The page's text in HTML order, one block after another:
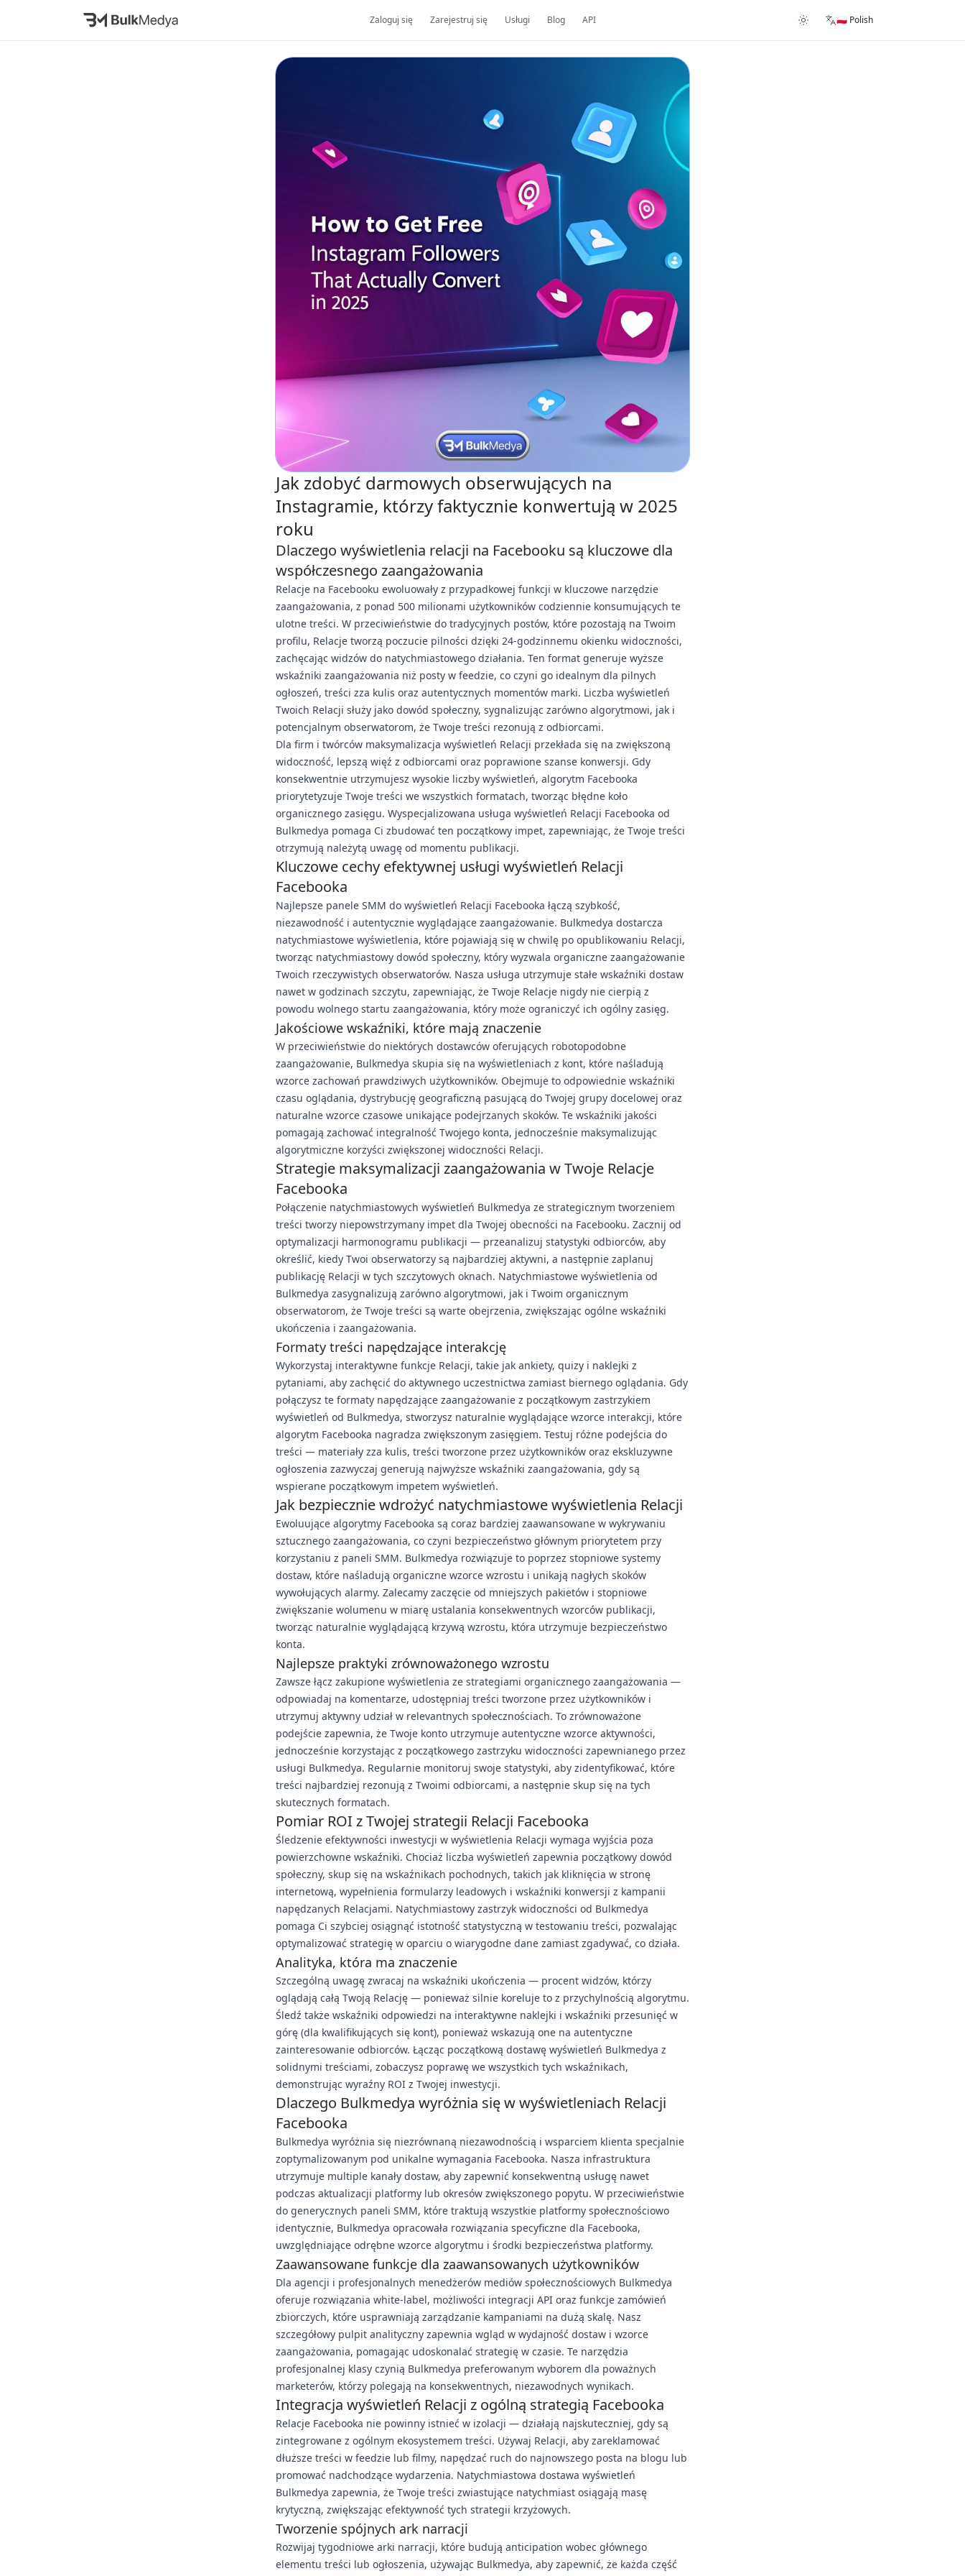
Zaloguj się Zarejestruj się Usługi Blog API 🇵🇱 Polish
Jak zdobyć darmowych obserwujących na
Instagramie, którzy faktycznie konwertują w 2025
roku
Dlaczego wyświetlenia relacji na Facebooku są kluczowe dla
współczesnego zaangażowania
Relacje na Facebooku ewoluowały z przypadkowej funkcji w kluczowe narzędzie
zaangażowania, z ponad 500 milionami użytkowników codziennie konsumujących te
ulotne treści. W przeciwieństwie do tradycyjnych postów, które pozostają na Twoim
profilu, Relacje tworzą poczucie pilności dzięki 24-godzinnemu okienku widoczności,
zachęcając widzów do natychmiastowego działania. Ten format generuje wyższe
wskaźniki zaangażowania niż posty w feedzie, co czyni go idealnym dla pilnych
ogłoszeń, treści zza kulis oraz autentycznych momentów marki. Liczba wyświetleń
Twoich Relacji służy jako dowód społeczny, sygnalizując zarówno algorytmowi, jak i
potencjalnym obserwatorom, że Twoje treści rezonują z odbiorcami.
Dla firm i twórców maksymalizacja wyświetleń Relacji przekłada się na zwiększoną
widoczność, lepszą więź z odbiorcami oraz poprawione szanse konwersji. Gdy
konsekwentnie utrzymujesz wysokie liczby wyświetleń, algorytm Facebooka
priorytetyzuje Twoje treści we wszystkich formatach, tworząc błędne koło
organicznego zasięgu. Wyspecjalizowana usługa wyświetleń Relacji Facebooka od
Bulkmedya pomaga Ci zbudować ten początkowy impet, zapewniając, że Twoje treści
otrzymują należytą uwagę od momentu publikacji.
Kluczowe cechy efektywnej usługi wyświetleń Relacji
Facebooka
Najlepsze panele SMM do wyświetleń Relacji Facebooka łączą szybkość,
niezawodność i autentycznie wyglądające zaangażowanie. Bulkmedya dostarcza
natychmiastowe wyświetlenia, które pojawiają się w chwilę po opublikowaniu Relacji,
tworząc natychmiastowy dowód społeczny, który wyzwala organiczne zaangażowanie
Twoich rzeczywistych obserwatorów. Nasza usługa utrzymuje stałe wskaźniki dostaw
nawet w godzinach szczytu, zapewniając, że Twoje Relacje nigdy nie cierpią z
powodu wolnego startu zaangażowania, który może ograniczyć ich ogólny zasięg.
Jakościowe wskaźniki, które mają znaczenie
W przeciwieństwie do niektórych dostawców oferujących robotopodobne
zaangażowanie, Bulkmedya skupia się na wyświetleniach z kont, które naśladują
wzorce zachowań prawdziwych użytkowników. Obejmuje to odpowiednie wskaźniki
czasu oglądania, dystrybucję geograficzną pasującą do Twojej grupy docelowej oraz
naturalne wzorce czasowe unikające podejrzanych skoków. Te wskaźniki jakości
pomagają zachować integralność Twojego konta, jednocześnie maksymalizując
algorytmiczne korzyści zwiększonej widoczności Relacji.
Strategie maksymalizacji zaangażowania w Twoje Relacje
Facebooka
Połączenie natychmiastowych wyświetleń Bulkmedya ze strategicznym tworzeniem
treści tworzy niepowstrzymany impet dla Twojej obecności na Facebooku. Zacznij od
optymalizacji harmonogramu publikacji — przeanalizuj statystyki odbiorców, aby
określić, kiedy Twoi obserwatorzy są najbardziej aktywni, a następnie zaplanuj
publikację Relacji w tych szczytowych oknach. Natychmiastowe wyświetlenia od
Bulkmedya zasygnalizują zarówno algorytmowi, jak i Twoim organicznym
obserwatorom, że Twoje treści są warte obejrzenia, zwiększając ogólne wskaźniki
ukończenia i zaangażowania.
Formaty treści napędzające interakcję
Wykorzystaj interaktywne funkcje Relacji, takie jak ankiety, quizy i naklejki z
pytaniami, aby zachęcić do aktywnego uczestnictwa zamiast biernego oglądania. Gdy
połączysz te formaty napędzające zaangażowanie z początkowym zastrzykiem
wyświetleń od Bulkmedya, stworzysz naturalnie wyglądające wzorce interakcji, które
algorytm Facebooka nagradza zwiększonym zasięgiem. Testuj różne podejścia do
treści — materiały zza kulis, treści tworzone przez użytkowników oraz ekskluzywne
ogłoszenia zazwyczaj generują najwyższe wskaźniki zaangażowania, gdy są
wspierane początkowym impetem wyświetleń.
Jak bezpiecznie wdrożyć natychmiastowe wyświetlenia Relacji
Ewoluujące algorytmy Facebooka są coraz bardziej zaawansowane w wykrywaniu
sztucznego zaangażowania, co czyni bezpieczeństwo głównym priorytetem przy
korzystaniu z paneli SMM. Bulkmedya rozwiązuje to poprzez stopniowe systemy
dostaw, które naśladują organiczne wzorce wzrostu i unikają nagłych skoków
wywołujących alarmy. Zalecamy zaczęcie od mniejszych pakietów i stopniowe
zwiększanie wolumenu w miarę ustalania konsekwentnych wzorców publikacji,
tworząc naturalnie wyglądającą krzywą wzrostu, która utrzymuje bezpieczeństwo
konta.
Najlepsze praktyki zrównoważonego wzrostu
Zawsze łącz zakupione wyświetlenia ze strategiami organicznego zaangażowania —
odpowiadaj na komentarze, udostępniaj treści tworzone przez użytkowników i
utrzymuj aktywny udział w relevantnych społecznościach. To zrównoważone
podejście zapewnia, że Twoje konto utrzymuje autentyczne wzorce aktywności,
jednocześnie korzystając z początkowego zastrzyku widoczności zapewnianego przez
usługi Bulkmedya. Regularnie monitoruj swoje statystyki, aby zidentyfikować, które
treści najbardziej rezonują z Twoimi odbiorcami, a następnie skup się na tych
skutecznych formatach.
Pomiar ROI z Twojej strategii Relacji Facebooka
Śledzenie efektywności inwestycji w wyświetlenia Relacji wymaga wyjścia poza
powierzchowne wskaźniki. Chociaż liczba wyświetleń zapewnia początkowy dowód
społeczny, skup się na wskaźnikach pochodnych, takich jak kliknięcia w stronę
internetową, wypełnienia formularzy leadowych i wskaźniki konwersji z kampanii
napędzanych Relacjami. Natychmiastowy zastrzyk widoczności od Bulkmedya
pomaga Ci szybciej osiągnąć istotność statystyczną w testowaniu treści, pozwalając
optymalizować strategię w oparciu o wiarygodne dane zamiast zgadywać, co działa.
Analityka, która ma znaczenie
Szczególną uwagę zwracaj na wskaźniki ukończenia — procent widzów, którzy
oglądają całą Twoją Relację — ponieważ silnie koreluje to z przychylnością algorytmu.
Śledź także wskaźniki odpowiedzi na interaktywne naklejki i wskaźniki przesunięć w
górę (dla kwalifikujących się kont), ponieważ wskazują one na autentyczne
zainteresowanie odbiorców. Łącząc początkową dostawę wyświetleń Bulkmedya z
solidnymi treściami, zobaczysz poprawę we wszystkich tych wskaźnikach,
demonstrując wyraźny ROI z Twojej inwestycji.
Dlaczego Bulkmedya wyróżnia się w wyświetleniach Relacji
Facebooka
Bulkmedya wyróżnia się niezrównaną niezawodnością i wsparciem klienta specjalnie
zoptymalizowanym pod unikalne wymagania Facebooka. Nasza infrastruktura
utrzymuje multiple kanały dostaw, aby zapewnić konsekwentną usługę nawet
podczas aktualizacji platformy lub okresów zwiększonego popytu. W przeciwieństwie
do generycznych paneli SMM, które traktują wszystkie platformy społecznościowo
identycznie, Bulkmedya opracowała rozwiązania specyficzne dla Facebooka,
uwzględniające odrębne wzorce algorytmu i środki bezpieczeństwa platformy.
Zaawansowane funkcje dla zaawansowanych użytkowników
Dla agencji i profesjonalnych menedżerów mediów społecznościowych Bulkmedya
oferuje rozwiązania white-label, możliwości integracji API oraz funkcje zamówień
zbiorczych, które usprawniają zarządzanie kampaniami na dużą skalę. Nasz
szczegółowy pulpit analityczny zapewnia wgląd w wydajność dostaw i wzorce
zaangażowania, pomagając udoskonalać strategię w czasie. Te narzędzia
profesjonalnej klasy czynią Bulkmedya preferowanym wyborem dla poważnych
marketerów, którzy polegają na konsekwentnych, niezawodnych wynikach.
Integracja wyświetleń Relacji z ogólną strategią Facebooka
Relacje Facebooka nie powinny istnieć w izolacji — działają najskuteczniej, gdy są
zintegrowane z ogólnym ekosystemem treści. Używaj Relacji, aby zareklamować
dłuższe treści w feedzie lub filmy, napędzać ruch do najnowszego posta na blogu lub
promować nadchodzące wydarzenia. Natychmiastowa dostawa wyświetleń
Bulkmedya zapewnia, że Twoje treści zwiastujące natychmiast osiągają masę
krytyczną, zwiększając efektywność tych strategii krzyżowych.
Tworzenie spójnych ark narracji
Rozwijaj tygodniowe arki narracji, które budują anticipation wobec głównego
elementu treści lub ogłoszenia, używając Bulkmedya, aby zapewnić, że każda część